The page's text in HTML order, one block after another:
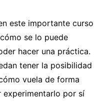
este importante curso
se lo puede
hacer una práctica.
tener la posibilidad
vuela de forma
experimentarlo por sí